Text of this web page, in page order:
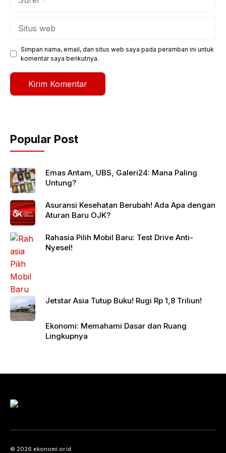
Simpan nama, email, dan situs web saya pada peramban ini untuk
komentar saya berikutnya.
Popular Post
Emas Antam, UBS, Galeri24: Mana Paling
Untung?
Asuransi Kesehatan Berubah! Ada Apa dengan
Aturan Baru OJK?
Rahasia Pilih Mobil Baru: Test Drive Anti-
Nyesel!
Jetstar Asia Tutup Buku! Rugi Rp 1,8 Triliun!
Ekonomi: Memahami Dasar dan Ruang
Lingkupnya
© 2026 ekonomi.or.id